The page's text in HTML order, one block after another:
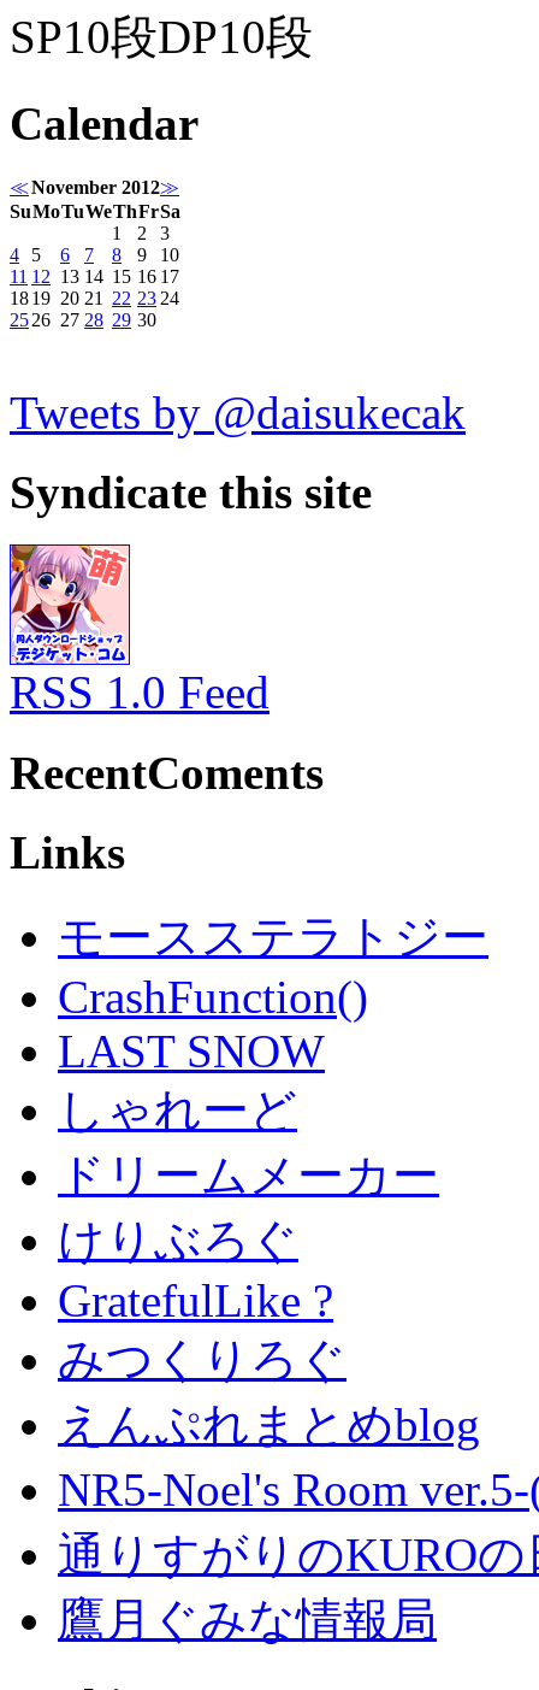
SP10段DP10段
Calendar
≪November 2012≫
SuMoTuWeThFrSa
1
2
3
4
5 6 7 8 9
10
11 12 13 14 15 16 17
1819 20 21 22 23 24
2526 27 28 29 30
Tweets by @daisukecak
Syndicate this site
RSS 1.0 Feed
RecentComents
Links
モースステラトジー
CrashFunction()
LAST SNOW
しゃれーど
ドリームメーカー
けりぶろぐ
GratefulLike ?
みつくりろぐ
えんぷれまとめblog
NR5-Noel's Room
通りすがりのKURO
鷹月ぐみな情報局